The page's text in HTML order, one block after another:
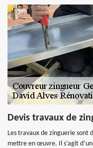
Devis travaux de
Les travaux de zinguerie sont
mettre en œuvre. Il s’agit